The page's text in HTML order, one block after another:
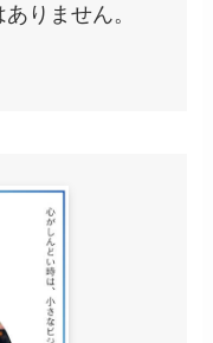
りません。